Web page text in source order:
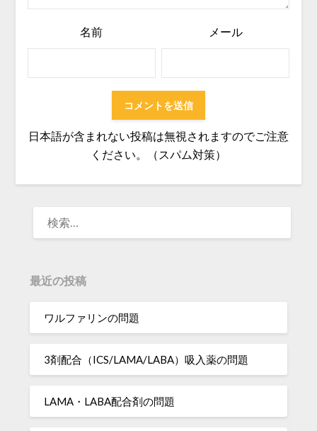
名前 メール
日本語が含まれない投稿は無視されますのでご注意
ください。（スパム対策）
最近の投稿
ワルファリンの問題
3剤配合（ICS/LAMA/LABA）吸入薬の問題
LAMA・LABA配合剤の問題